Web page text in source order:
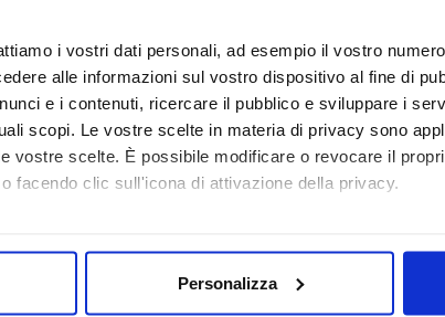
i vostri dati personali, ad esempio il vostro
alle informazioni sul vostro dispositivo al fine di
e i contenuti, ricercare il pubblico e sviluppare i
scopi. Le vostre scelte in materia di privacy sono
vostre scelte. È possibile modificare o revocare il
facendo clic sull'icona di attivazione della privacy.
scansionandolo attivamente alla ricerca di
Personalizza
Data Incarico:29/10/2012 - 12/11/2014
Descrizione:Componente Organismo di Vigilanza
- Estremi conferimento incarico: Delibera del
CdA del 30/10/2012 - Delibera del CdA del
10/10/2013
Compenso:16640.00